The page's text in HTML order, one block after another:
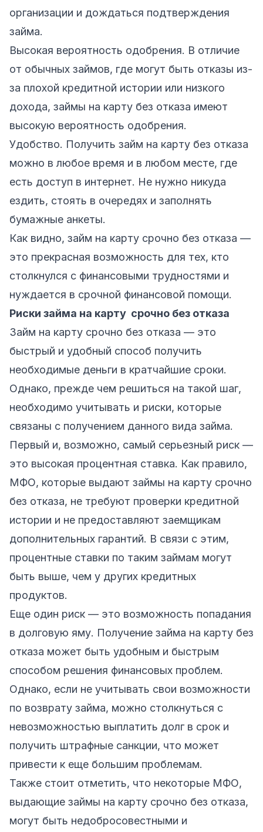
организации и дождаться подтверждения
займа.
Высокая вероятность одобрения. В отличие
от обычных займов, где могут быть отказы из-
за плохой кредитной истории или низкого
дохода, займы на карту без отказа имеют
высокую вероятность одобрения.
Удобство. Получить займ на карту без отказа
можно в любое время и в любом месте, где
есть доступ в интернет. Не нужно никуда
ездить, стоять в очередях и заполнять
бумажные анкеты.
Как видно, займ на карту срочно без отказа —
это прекрасная возможность для тех, кто
столкнулся с финансовыми трудностями и
нуждается в срочной финансовой помощи.
Риски займа на карту срочно без отказа
Займ на карту срочно без отказа — это
быстрый и удобный способ получить
необходимые деньги в кратчайшие сроки.
Однако, прежде чем решиться на такой шаг,
необходимо учитывать и риски, которые
связаны с получением данного вида займа.
Первый и, возможно, самый серьезный риск —
это высокая процентная ставка. Как правило,
МФО, которые выдают займы на карту срочно
без отказа, не требуют проверки кредитной
истории и не предоставляют заемщикам
дополнительных гарантий. В связи с этим,
процентные ставки по таким займам могут
быть выше, чем у других кредитных
продуктов.
Еще один риск — это возможность попадания
в долговую яму. Получение займа на карту без
отказа может быть удобным и быстрым
способом решения финансовых проблем.
Однако, если не учитывать свои возможности
по возврату займа, можно столкнуться с
невозможностью выплатить долг в срок и
получить штрафные санкции, что может
привести к еще большим проблемам.
Также стоит отметить, что некоторые МФО,
выдающие займы на карту срочно без отказа,
могут быть недобросовестными и